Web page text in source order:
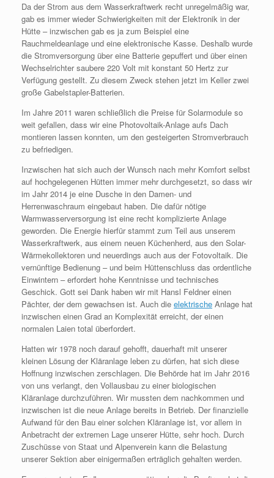
Da der Strom aus dem Wasserkraftwerk recht unregelmäßig war,
gab es immer wieder Schwierigkeiten mit der Elektronik in der
Hütte – inzwischen gab es ja zum Beispiel eine
Rauchmeldeanlage und eine elektronische Kasse. Deshalb wurde
die Stromversorgung über eine Batterie gepuffert und über einen
Wechselrichter saubere 220 Volt mit konstant 50 Hertz zur
Verfügung gestellt. Zu diesem Zweck stehen jetzt im Keller zwei
große Gabelstapler-Batterien.
Im Jahre 2011 waren schließlich die Preise für Solarmodule so
weit gefallen, dass wir eine Photovoltaik-Anlage aufs Dach
montieren lassen konnten, um den gesteigerten Stromverbrauch
zu befriedigen.
Inzwischen hat sich auch der Wunsch nach mehr Komfort selbst
auf hochgelegenen Hütten immer mehr durchgesetzt, so dass wir
im Jahr 2014 je eine Dusche in den Damen- und
Herrenwaschraum eingebaut haben. Die dafür nötige
Warmwasserversorgung ist eine recht komplizierte Anlage
geworden. Die Energie hierfür stammt zum Teil aus unserem
Wasserkraftwerk, aus einem neuen Küchenherd, aus den Solar-
Wärmekollektoren und neuerdings auch aus der Fotovoltaik. Die
vernünftige Bedienung – und beim Hüttenschluss das ordentliche
Einwintern – erfordert hohe Kenntnisse und technisches
Geschick. Gott sei Dank haben wir mit Hansl Feldner einen
Pächter, der dem gewachsen ist. Auch die elektrische Anlage hat
inzwischen einen Grad an Komplexität erreicht, der einen
normalen Laien total überfordert.
Hatten wir 1978 noch darauf gehofft, dauerhaft mit unserer
kleinen Lösung der Kläranlage leben zu dürfen, hat sich diese
Hoffnung inzwischen zerschlagen. Die Behörde hat im Jahr 2016
von uns verlangt, den Vollausbau zu einer biologischen
Kläranlage durchzuführen. Wir mussten dem nachkommen und
inzwischen ist die neue Anlage bereits in Betrieb. Der finanzielle
Aufwand für den Bau einer solchen Kläranlage ist, vor allem in
Anbetracht der extremen Lage unserer Hütte, sehr hoch. Durch
Zuschüsse von Staat und Alpenverein kann die Belastung
unserer Sektion aber einigermaßen erträglich gehalten werden.